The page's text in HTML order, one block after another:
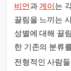
비언 과 게이 는
끌림을 느끼는
성별에 대해 끌
한 기존의 분류
전형적인 사람